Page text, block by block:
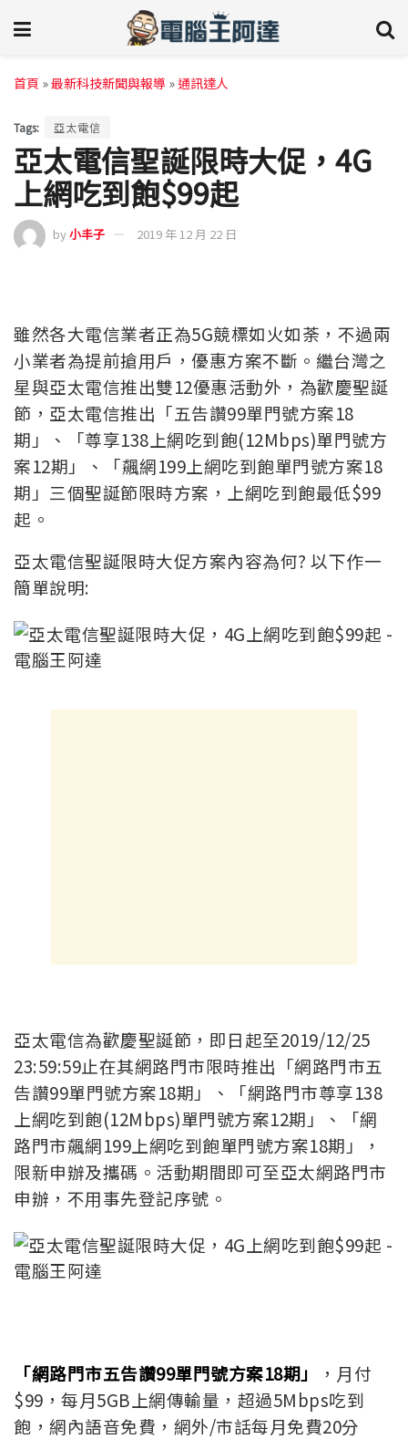
首頁 »最新科技新聞與報導 »通訊達人
Tags: 亞太電信
亞太電信聖誕限時大促，4G
上網吃到飽$99起
by小丰子 2019 年 12 月 22 日
雖然各大電信業者正為5G競標如火如荼，不過兩
小業者為提前搶用戶，優惠方案不斷。繼台灣之
星與亞太電信推出雙12優惠活動外，為歡慶聖誕
節，亞太電信推出「五告讚99單門號方案18
期」、「尊享138上網吃到飽(12Mbps)單門號方
案12期」、「飆網199上網吃到飽單門號方案18
期」三個聖誕節限時方案，上網吃到飽最低$99
起。
亞太電信聖誕限時大促方案內容為何? 以下作一
簡單說明:
亞太電信為歡慶聖誕節，即日起至2019/12/25
23:59:59止在其網路門市限時推出「網路門市五
告讚99單門號方案18期」、「網路門市尊享138
上網吃到飽(12Mbps)單門號方案12期」、「網
路門市飆網199上網吃到飽單門號方案18期」，
限新申辦及攜碼。活動期間即可至亞太網路門市
申辦，不用事先登記序號。
「網路門市五告讚99單門號方案18期」
，月付
$99，每月5GB上網傳輸量，超過5Mbps吃到
飽，網內語音免費，網外/市話每月免費20分